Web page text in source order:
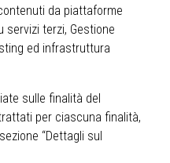
da piattaforme
terzi, Gestione
ed infrastruttura
sulle finalità del
per ciascuna finalità,
“Dettagli sul